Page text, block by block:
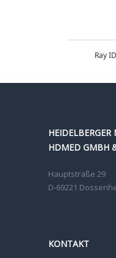
HDMED GMBH
Hauptstraße 29
D-69221
KONTAKT